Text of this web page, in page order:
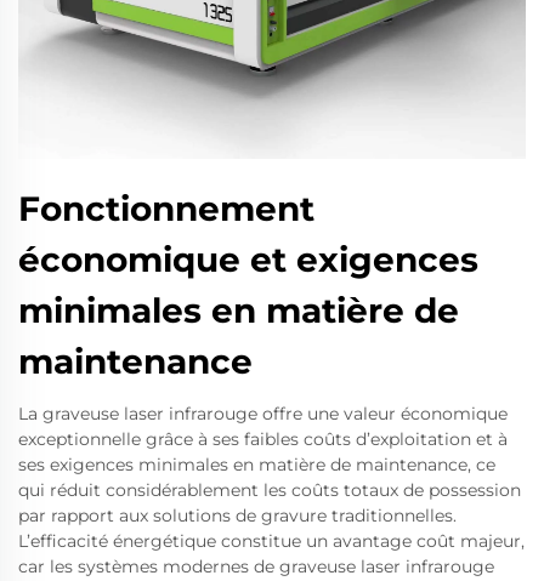
Fonctionnement
économique et exigences
minimales en matière de
maintenance
La graveuse laser infrarouge offre une valeur économique
exceptionnelle grâce à ses faibles coûts d’exploitation et à
ses exigences minimales en matière de maintenance, ce
qui réduit considérablement les coûts totaux de possession
par rapport aux solutions de gravure traditionnelles.
L’efficacité énergétique constitue un avantage coût majeur,
car les systèmes modernes de graveuse laser infrarouge